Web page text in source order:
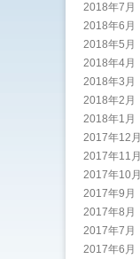
2018年7月
2018年6月
2018年5月
2018年4月
2018年3月
2018年2月
2018年1月
2017年12月
2017年11月
2017年10月
2017年9月
2017年8月
2017年7月
2017年6月